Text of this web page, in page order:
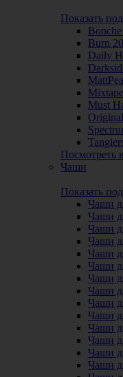
Показать
Burn
Daily
Must
Посмотреть
Чаши
Показать
Чаши
Чаши
Чаши
Чаши
Чаши
Чаши
Чаши
Чаши
Чаши
Чаши
Чаши
Чаши
Чаши
Чаши